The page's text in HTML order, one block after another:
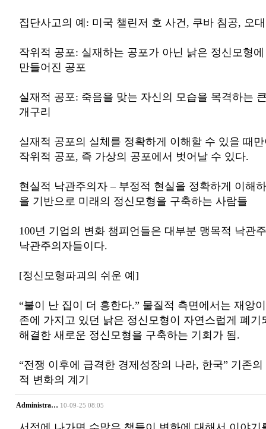
집단사고의 예: 미국 챌린저 호 사건, 쿠바 침공, 오
작위적 공포: 실재하는 공포가 아닌 낡은 정신모형
만들어진 공포
실재적 공포: 죽음을 맞는 자신의 모습을 목격하는
개구리
실재적 공포의 실체를 정확하게 이해할 수 있을 때
작위적 공포, 즉 가상의 공포에서 벗어날 수 있다.
현실적 낙관주의자 – 부정적 현실을 정확하게 이해
을 기반으로 미래의 정신모형을 구축하는 사람들
100년 기업의 변화 챔피언들은 대부분 맹목적 낙관
낙관주의자들이다.
[정신모형파괴의 쉬운 예]
“불이 난 집이 더 흥한다.” 물질적 측면에서는 재앙
존에 가지고 있던 낡은 정신모형이 자연스럽게 폐기
해결한 새로운 정신모형을 구축하는 기회가 됨.
“전쟁 이후에 급격한 경제성장의 나라, 한국” 기존
적 변화의 계기
Administra… 10-09-25 08:05